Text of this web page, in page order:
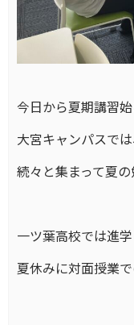
今日から夏期講習始
大宮キャンパスで
続々と集まって夏の
一ツ葉高校では進
夏休みに対面授業